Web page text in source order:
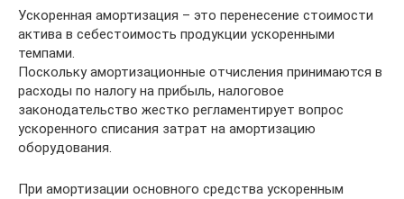
Ускоренная амортизация – это перенесение стоимости
актива в себестоимость продукции ускоренными
темпами.
Поскольку амортизационные отчисления принимаются в
расходы по налогу на прибыль, налоговое
законодательство жестко регламентирует вопрос
ускоренного списания затрат на амортизацию
оборудования.
При амортизации основного средства ускоренным